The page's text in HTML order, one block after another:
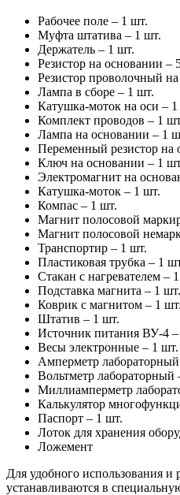
Рабочее поле – 1 шт.
Муфта штатива – 1 шт.
Держатель – 1 шт.
Резистор на основании –
Резистор проволочный
Лампа в сборе – 1 шт.
Катушка-моток на оси –
Комплект проводов – 1
Лампа на основании – 1
Переменный резистор на
Ключ на основании – 1
Электромагнит на
Катушка-моток – 1 шт.
Компас – 1 шт.
Магнит полосовой
Магнит полосовой
Транспортир – 1 шт.
Пластиковая трубка – 1
Стакан с нагревателем –
Подставка магнита – 1 шт.
Коврик с магнитом – 1 шт.
Штатив – 1 шт.
Источник питания ВУ-4
Весы электронные – 1 шт.
Амперметр
Вольтметр лабораторный
Миллиамперметр
Калькулятор
Паспорт – 1 шт.
Лоток для хранения
Ложемент
Для удобного использования и
устанавливаются в